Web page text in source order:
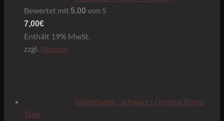
Bewertet mit5.00 von 5
7,00€
Enthält 19% MwSt.
zzgl.Versand
Isolierband - schwarz - Original Rinrei
Tape